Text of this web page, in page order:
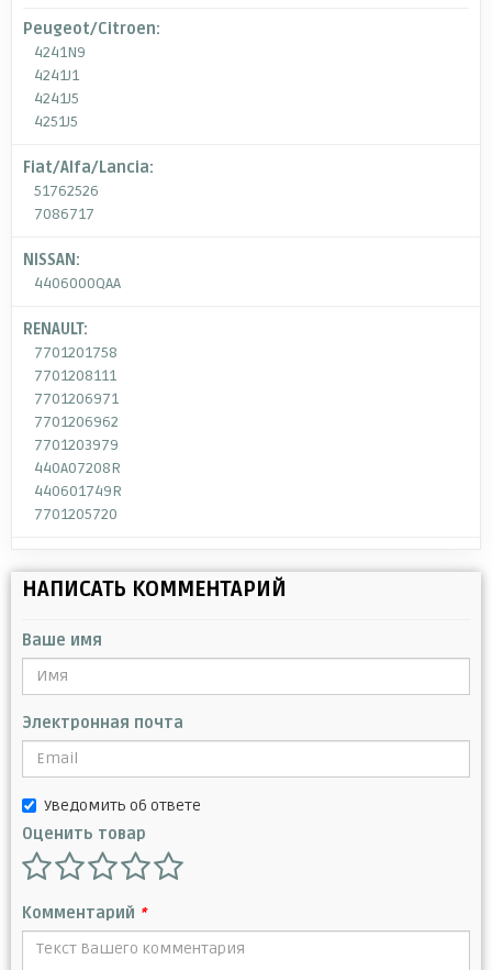
Peugeot/Citroen:
4241N9
4241J1
4241J5
4251J5
Fiat/Alfa/Lancia:
51762526
7086717
NISSAN:
4406000QAA
RENAULT:
7701201758
7701208111
7701206971
7701206962
7701203979
440A07208R
440601749R
7701205720
НАПИСАТЬ КОММЕНТАРИЙ
Ваше имя
Электронная почта
Уведомить об ответе
Оценить товар
Комментарий *